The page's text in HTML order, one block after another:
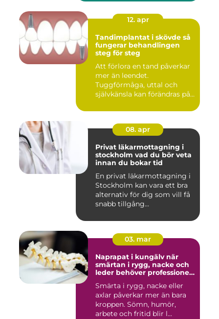
12. apr
Tandimplantat i skövde så
fungerar behandlingen
steg för steg
Att förlora en tand påverkar
mer än leendet.
Tuggförmåga, uttal och
självkänsla kan förändras på
08. apr
Privat läkarmottagning i
stockholm vad du bör veta
innan du bokar tid
En privat läkarmottagning i
Stockholm kan vara ett bra
alternativ för dig som vill få
snabb tillgång...
03. mar
Naprapat i kungälv när
smärtan i rygg, nacke och
leder behöver professionell
Smärta i rygg, nacke eller
axlar påverkar mer än bara
kroppen. Sömn, humör,
arbete och fritid blir l...